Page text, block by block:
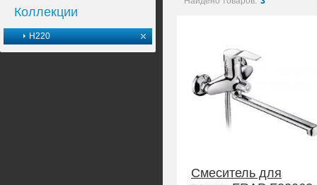
Коллекции
H220
Смеситель для